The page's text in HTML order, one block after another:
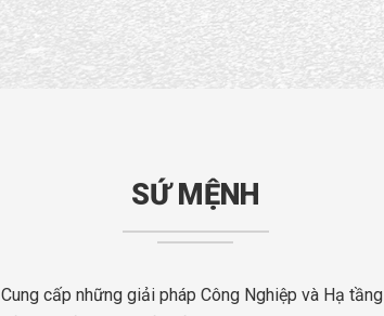
SỨ MỆNH
Cung cấp những giải pháp Công Nghiệp và Hạ tầng